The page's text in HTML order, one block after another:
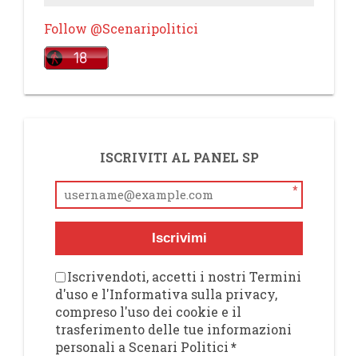
Follow @Scenaripolitici
ISCRIVITI AL PANEL SP
*
Iscrivimi
Iscrivendoti, accetti i nostri Termini
d'uso e l'Informativa sulla privacy,
compreso l'uso dei cookie e il
trasferimento delle tue informazioni
personali a Scenari Politici*